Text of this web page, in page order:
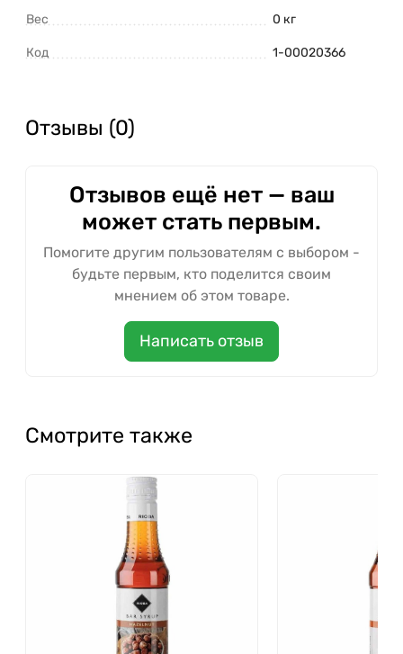
Вес 0 кг
Код 1-00020366
Отзывы (0)
Отзывов ещё нет — ваш
может стать первым.
Помогите другим пользователям с выбором -
будьте первым, кто поделится своим
мнением об этом товаре.
Написать отзыв
Смотрите также